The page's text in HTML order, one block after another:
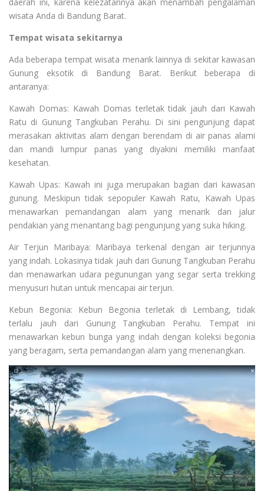
wisata Anda di Bandung Barat.
Tempat wisata sekitarnya
Ada beberapa tempat wisata menarik lainnya di sekitar kawasan
Gunung eksotik di Bandung Barat. Berikut beberapa di
antaranya:
Kawah Domas: Kawah Domas terletak tidak jauh dari Kawah
Ratu di Gunung Tangkuban Perahu. Di sini pengunjung dapat
merasakan aktivitas alam dengan berendam di air panas alami
dan mandi lumpur panas yang diyakini memiliki manfaat
kesehatan.
Kawah Upas: Kawah ini juga merupakan bagian dari kawasan
gunung. Meskipun tidak sepopuler Kawah Ratu, Kawah Upas
menawarkan pemandangan alam yang menarik dan jalur
pendakian yang menantang bagi pengunjung yang suka hiking.
Air Terjun Maribaya: Maribaya terkenal dengan air terjunnya
yang indah. Lokasinya tidak jauh dari Gunung Tangkuban Perahu
dan menawarkan udara pegunungan yang segar serta trekking
menyusuri hutan untuk mencapai air terjun.
Kebun Begonia: Kebun Begonia terletak di Lembang, tidak
terlalu jauh dari Gunung Tangkuban Perahu. Tempat ini
menawarkan kebun bunga yang indah dengan koleksi begonia
yang beragam, serta pemandangan alam yang menenangkan.